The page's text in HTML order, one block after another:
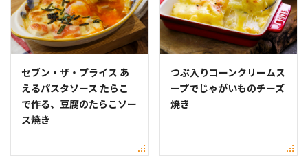
セブン・ザ・プライス あ
えるパスタソース たらこ
で作る、豆腐のたらこソー
ス焼き
つぶ入りコーンクリームス
ープでじゃがいものチーズ
焼き